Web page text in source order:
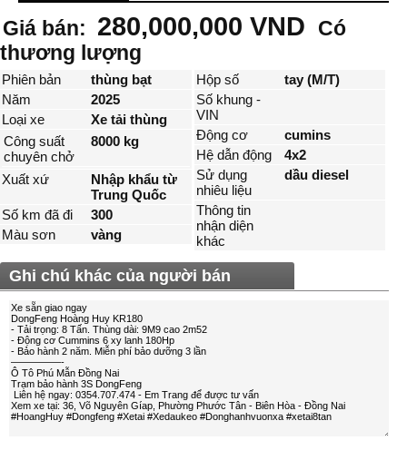
Giá bán: 280,000,000 VND
Có
thương lượng
Phiên bản
thùng bạt
Năm
2025
Loại xe
Xe tải thùng
Công suất
chuyên chở
8000 kg
Xuất xứ
Nhập khẩu từ
Trung Quốc
Số km đã đi
300
Màu sơn
vàng
Hộp số
tay (M/T)
Số khung -
VIN
Động cơ
cumins
Hệ dẫn động
4x2
Sử dụng
nhiêu liệu
dầu diesel
Thông tin
nhận diện
khác
Ghi chú khác của người bán